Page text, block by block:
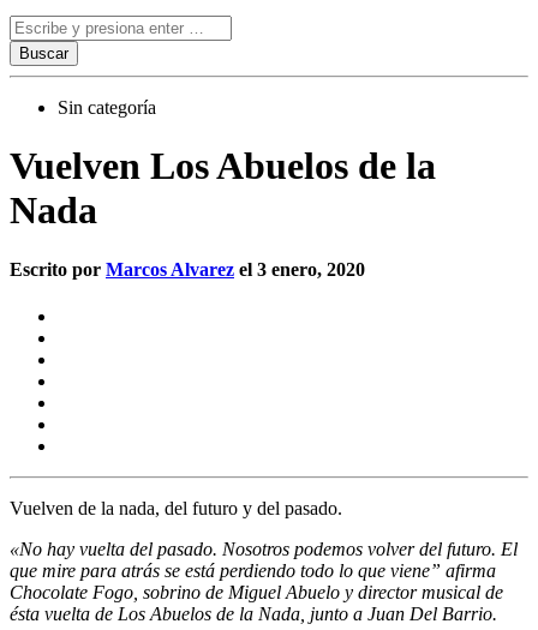
Sin categoría
Vuelven Los Abuelos de la
Nada
Escrito por Marcos Alvarez el 3 enero, 2020
Vuelven de la nada, del futuro y del pasado.
«No hay vuelta del pasado. Nosotros podemos volver del futuro. El
que mire para atrás se está perdiendo todo lo que viene” afirma
Chocolate Fogo, sobrino de Miguel Abuelo y director musical de
ésta vuelta de Los Abuelos de la Nada, junto a Juan Del Barrio.